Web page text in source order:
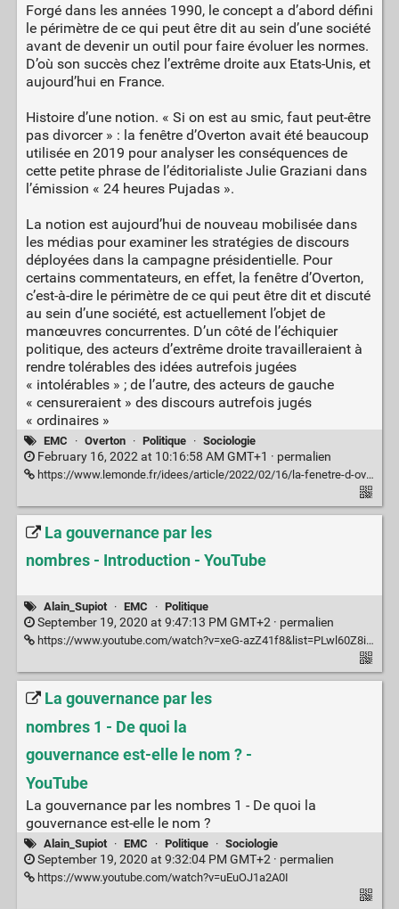
Forgé dans les années 1990, le concept a d’abord défini
le périmètre de ce qui peut être dit au sein d’une société
avant de devenir un outil pour faire évoluer les normes.
D’où son succès chez l’extrême droite aux Etats-Unis, et
aujourd’hui en France.
Histoire d’une notion. « Si on est au smic, faut peut-être
pas divorcer » : la fenêtre d’Overton avait été beaucoup
utilisée en 2019 pour analyser les conséquences de
cette petite phrase de l’éditorialiste Julie Graziani dans
l’émission « 24 heures Pujadas ».
La notion est aujourd’hui de nouveau mobilisée dans
les médias pour examiner les stratégies de discours
déployées dans la campagne présidentielle. Pour
certains commentateurs, en effet, la fenêtre d’Overton,
c’est-à-dire le périmètre de ce qui peut être dit et discuté
au sein d’une société, est actuellement l’objet de
manœuvres concurrentes. D’un côté de l’échiquier
politique, des acteurs d’extrême droite travailleraient à
rendre tolérables des idées autrefois jugées
« intolérables » ; de l’autre, des acteurs de gauche
« censureraient » des discours autrefois jugés
« ordinaires »
EMC · Overton · Politique · Sociologie
February 16, 2022 at 10:16:58 AM GMT+1 · permalien
https://www.lemonde.fr/idees/article/2022/02/16/la-fenetre-d-overton-ou-le-champ-de-l-acceptable-en-politique_6113836_3232.html
La gouvernance par les
nombres - Introduction - YouTube
Alain_Supiot · EMC · Politique
September 19, 2020 at 9:47:13 PM GMT+2 · permalien
https://www.youtube.com/watch?v=xeG-azZ41f8&list=PLwl60Z8ihqF48o9Z3QYoHaAAlgHB0CcWx&index=1
La gouvernance par les
nombres 1 - De quoi la
gouvernance est-elle le nom ? -
YouTube
La gouvernance par les nombres 1 - De quoi la
gouvernance est-elle le nom ?
Alain_Supiot · EMC · Politique · Sociologie
September 19, 2020 at 9:32:04 PM GMT+2 · permalien
https://www.youtube.com/watch?v=uEuOJ1a2A0I